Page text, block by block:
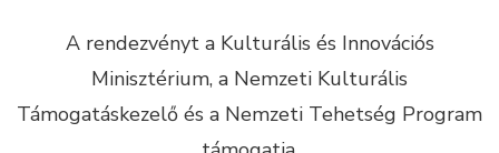
A rendezvényt a Kulturális és Innovációs
Minisztérium, a Nemzeti Kulturális
Támogatáskezelő és a Nemzeti Tehetség Program